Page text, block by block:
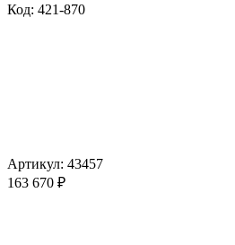
Код: 421-870
Артикул: 43457
163 670 ₽